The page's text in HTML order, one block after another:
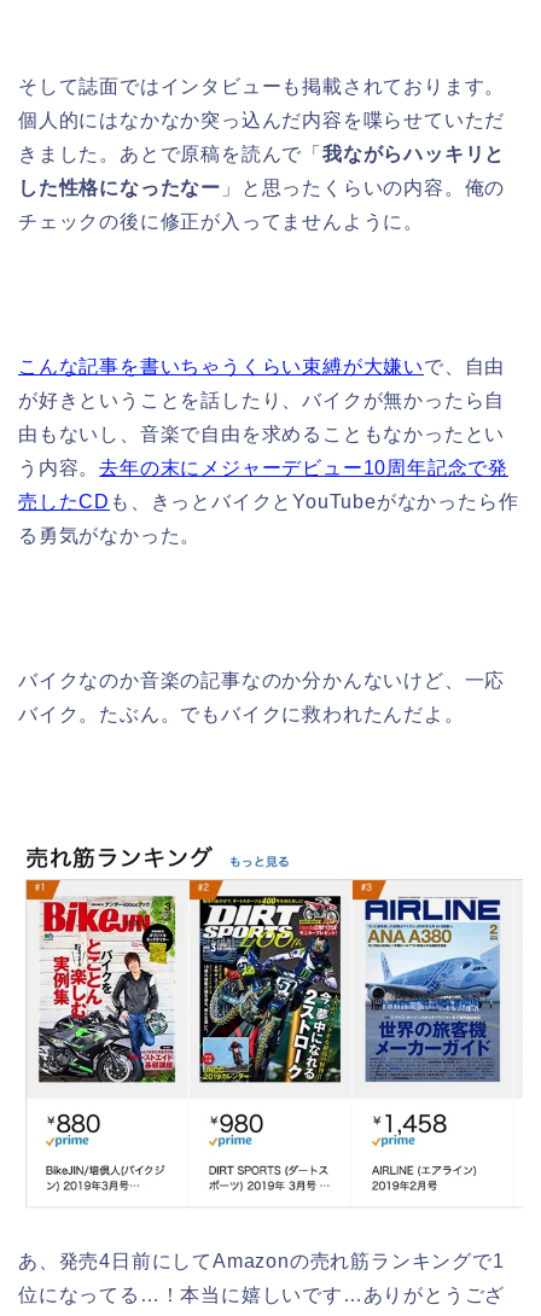
そして誌面ではインタビューも掲載されております。
個人的にはなかなか突っ込んだ内容を喋らせていただ
きました。あとで原稿を読んで「 我ながらハッキリと
した性格になったなー 」と思ったくらいの内容。俺の
チェックの後に修正が入ってませんように。
こんな記事を書いちゃうくらい束縛が大嫌いで、自由
が好きということを話したり、バイクが無かったら自
由もないし、音楽で自由を求めることもなかったとい
う内容。去年の末にメジャーデビュー10周年記念で発
売したCD も、きっとバイクとYouTubeがなかったら作
る勇気がなかった。
バイクなのか音楽の記事なのか分かんないけど、一応
バイク。たぶん。でもバイクに救われたんだよ。
あ、発売4日前にしてAmazonの売れ筋ランキングで1
位になってる…！本当に嬉しいです…ありがとうござ